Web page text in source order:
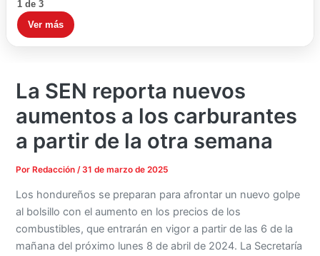
1 de 3
Ver más
La SEN reporta nuevos
aumentos a los carburantes
a partir de la otra semana
PorRedacción / 31 de marzo de 2025
Los hondureños se preparan para afrontar un nuevo golpe
al bolsillo con el aumento en los precios de los
combustibles, que entrarán en vigor a partir de las 6 de la
mañana del próximo lunes 8 de abril de 2024. La Secretaría